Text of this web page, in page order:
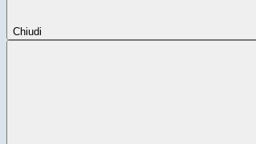
Chiudi